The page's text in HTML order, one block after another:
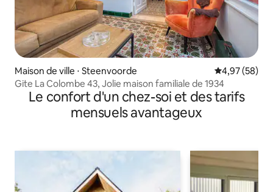
Maison de ville ⋅ Steenvoorde Évaluation
4,97 (58)
Gite La Colombe 43, Jolie maison familiale de 1934
Le confort d'un chez-soi et des tarifs
mensuels avantageux